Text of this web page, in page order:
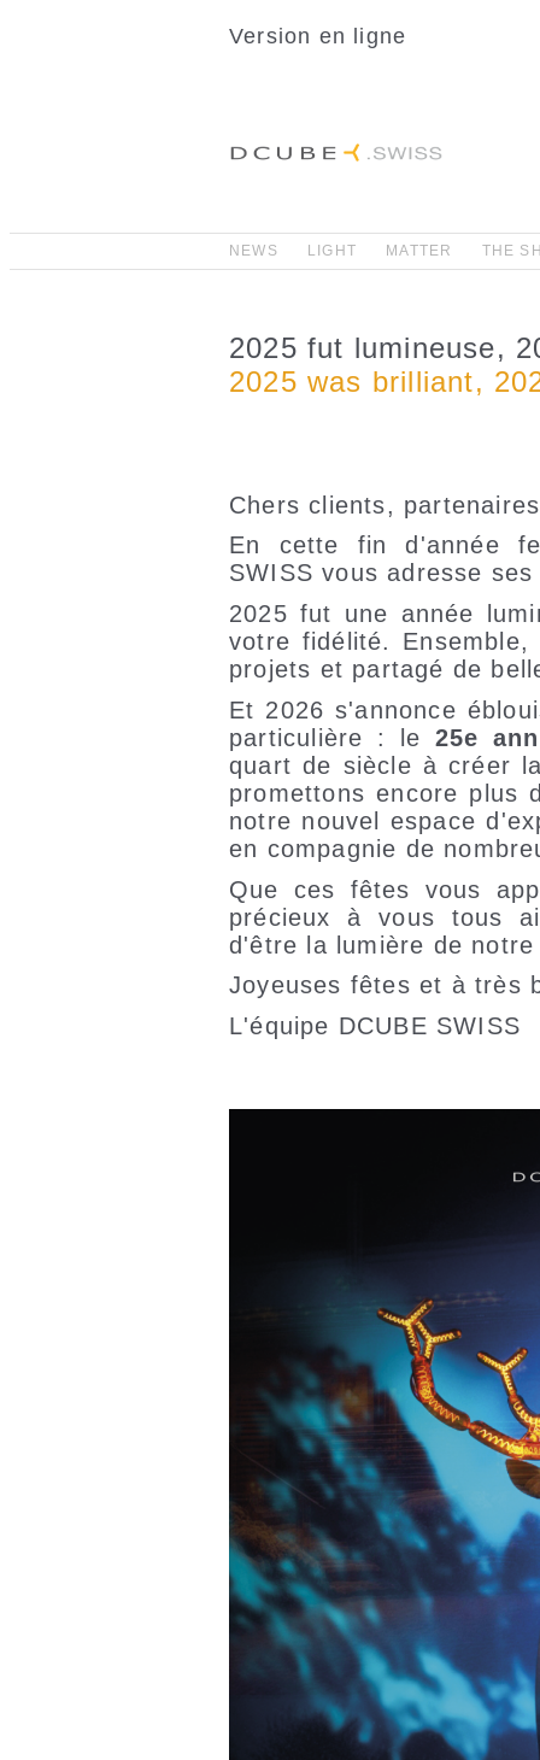
Version en ligne
NEWS LIGHT MATTER THE
2025 fut lumineuse,
2025 was brilliant,
Chers clients,
En cette fin d'année
SWISS vous adresse
2025 fut une année
votre fidélité.
projets et partagé de
Et 2026 s'annonce
particulière : le 25e
quart de siècle à créer
promettons encore plus
notre nouvel espace
en compagnie de
Que ces fêtes vous
précieux à vous tous
d'être la lumière de
Joyeuses fêtes et à très
L'équipe DCUBE SWISS